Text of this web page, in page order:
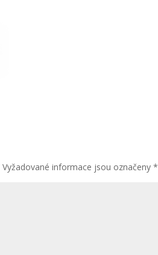
Vyžadované informace jsou označeny*